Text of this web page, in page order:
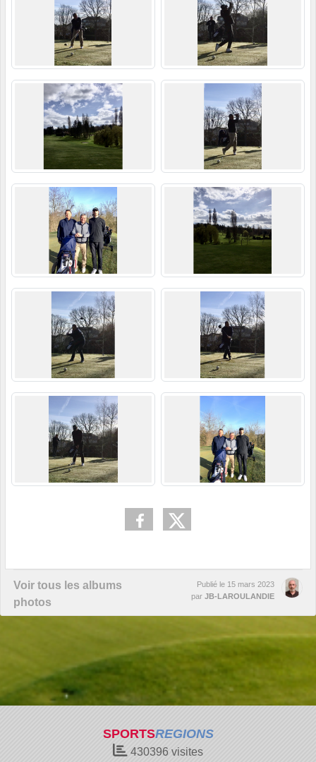
Voir tous les albums
photos
Publié le 15 mars 2023
par JB-LAROULANDIE
SPORTSREGIONS
430396 visites